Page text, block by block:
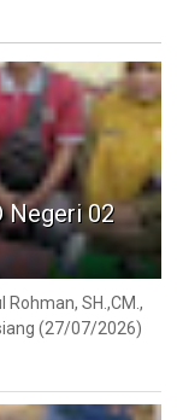
Negeri 02
SH.,CM.,
(27/07/2026)